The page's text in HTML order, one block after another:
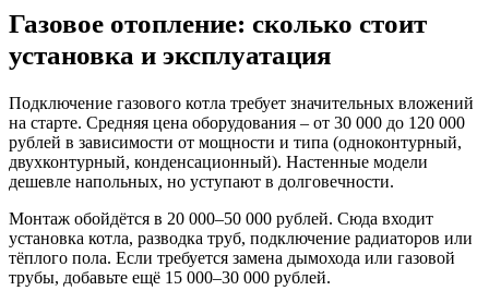
Газовое отопление: сколько стоит
установка и эксплуатация
Подключение газового котла требует значительных вложений
на старте. Средняя цена оборудования – от 30 000 до 120 000
рублей в зависимости от мощности и типа (одноконтурный,
двухконтурный, конденсационный). Настенные модели
дешевле напольных, но уступают в долговечности.
Монтаж обойдётся в 20 000–50 000 рублей. Сюда входит
установка котла, разводка труб, подключение радиаторов или
тёплого пола. Если требуется замена дымохода или газовой
трубы, добавьте ещё 15 000–30 000 рублей.